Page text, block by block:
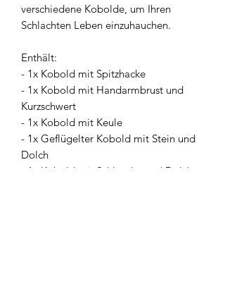
verschiedene Kobolde, um Ihren
Schlachten Leben einzuhauchen.
Enthält:
- 1x Kobold mit Spitzhacke
- 1x Kobold mit Handarmbrust und
Kurzschwert
- 1x Kobold mit Keule
- 1x Geflügelter Kobold mit Stein und
Dolch
- 1x Kobold mit Schleuder und Dolch